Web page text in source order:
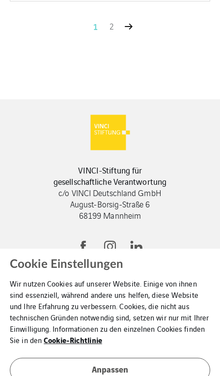
1 2
VINCI-Stiftung für
gesellschaftliche Verantwortung
c/o VINCI Deutschland GmbH
August-Borsig-Straße 6
68199 Mannheim
VINCI-Gruppe
Kontakt
Datenschutz
Cookie Einstellungen
Wir nutzen Cookies auf unserer Website. Einige von ihnen
sind essenziell, während andere uns helfen, diese Website
und Ihre Erfahrung zu verbessern. Cookies, die nicht aus
technischen Gründen notwendig sind, setzen wir nur mit Ihrer
Einwilligung. Informationen zu den einzelnen Cookies finden
Sie in denCookie-Richtlinie
Anpassen